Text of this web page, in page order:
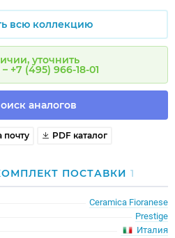
всю коллекцию
уточнить
+7 (495) 966-18-01
аналогов
почту PDF каталог
ПОСТАВКИ 1
Ceramica Fioranese
Prestige
Италия